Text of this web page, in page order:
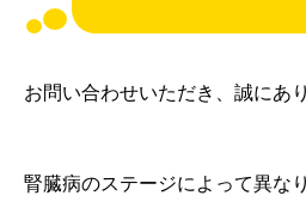
お問い合わせいただき、誠にあ
腎臓病のステージによって異な